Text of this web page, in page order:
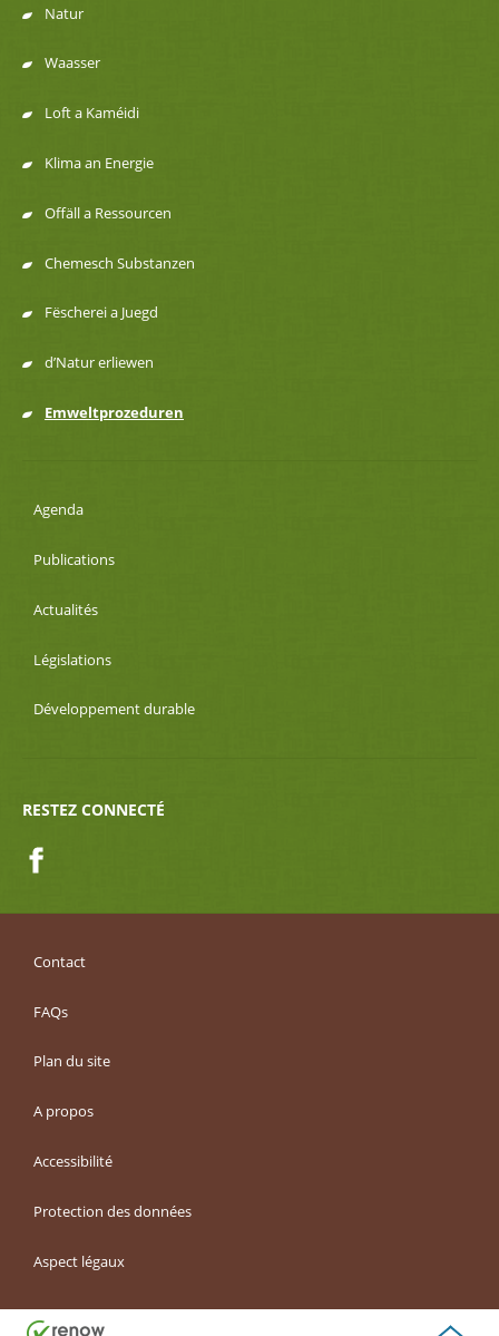
Menu
de
navigation
Natur
Waasser
Loft a Kaméidi
Klima an Energie
Offäll a Ressourcen
Chemesch Substanzen
Fëscherei a Juegd
d’Natur erliewen
Emweltprozeduren
Agenda
Publications
Actualités
Législations
Développement durable
RESTEZ CONNECTÉ
Contact
FAQs
Plan du site
A propos
Accessibilité
Protection des données
Aspect légaux